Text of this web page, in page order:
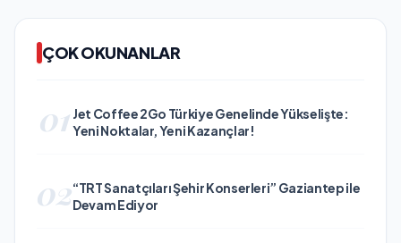
ÇOK OKUNANLAR
01 Jet Coffee 2Go Türkiye Genelinde Yükselişte:
Yeni Noktalar, Yeni Kazançlar!
02“TRT Sanatçıları Şehir Konserleri” Gaziantep ile
Devam Ediyor